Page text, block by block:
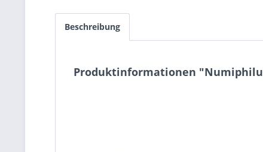
Beschreibung
Produktinformationen